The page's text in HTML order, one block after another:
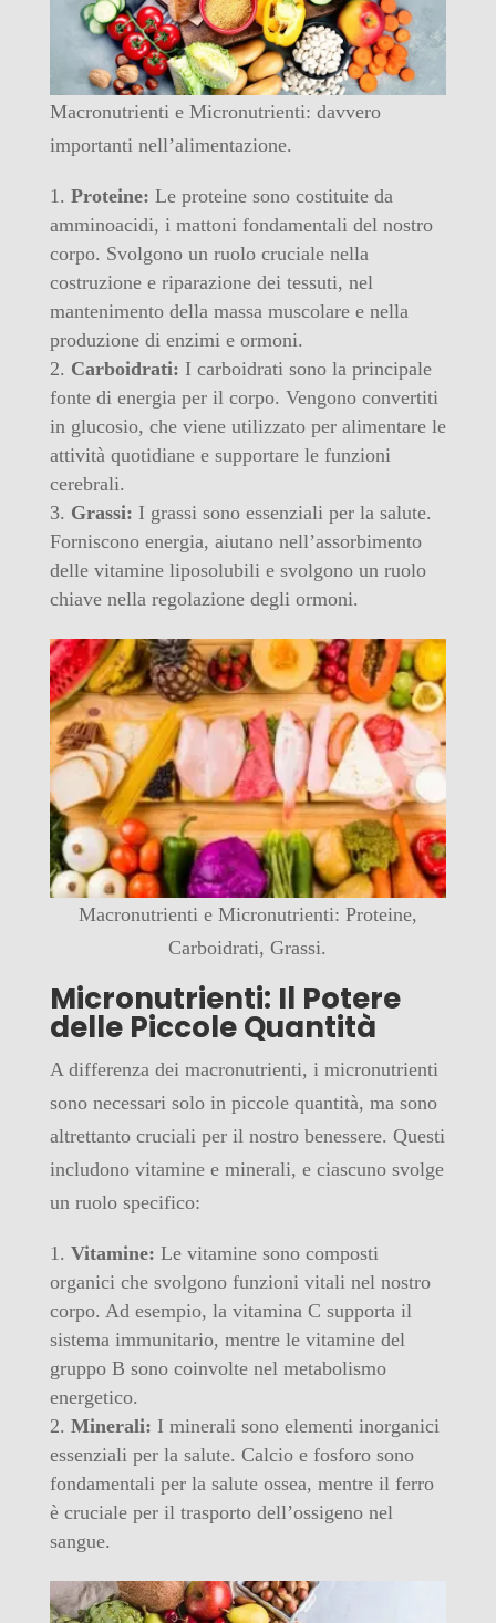
Macronutrienti e Micronutrienti: davvero
importanti nell’alimentazione.
Proteine: Le proteine sono costituite da
amminoacidi, i mattoni fondamentali del nostro
corpo. Svolgono un ruolo cruciale nella
costruzione e riparazione dei tessuti, nel
mantenimento della massa muscolare e nella
produzione di enzimi e ormoni.
Carboidrati: I carboidrati sono la principale
fonte di energia per il corpo. Vengono convertiti
in glucosio, che viene utilizzato per alimentare le
attività quotidiane e supportare le funzioni
cerebrali.
Grassi: I grassi sono essenziali per la salute.
Forniscono energia, aiutano nell’assorbimento
delle vitamine liposolubili e svolgono un ruolo
chiave nella regolazione degli ormoni.
Macronutrienti e Micronutrienti: Proteine,
Carboidrati, Grassi.
Micronutrienti: Il Potere
delle Piccole Quantità
A differenza dei macronutrienti, i micronutrienti
sono necessari solo in piccole quantità, ma sono
altrettanto cruciali per il nostro benessere. Questi
includono vitamine e minerali, e ciascuno svolge
un ruolo specifico:
Vitamine: Le vitamine sono composti
organici che svolgono funzioni vitali nel nostro
corpo. Ad esempio, la vitamina C supporta il
sistema immunitario, mentre le vitamine del
gruppo B sono coinvolte nel metabolismo
energetico.
Minerali: I minerali sono elementi inorganici
essenziali per la salute. Calcio e fosforo sono
fondamentali per la salute ossea, mentre il ferro
è cruciale per il trasporto dell’ossigeno nel
sangue.